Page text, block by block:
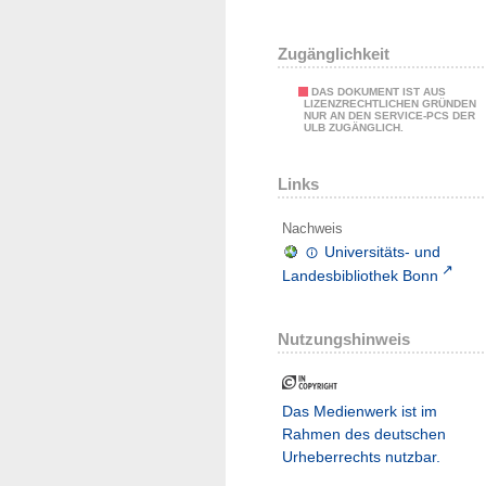
Zugänglichkeit
DAS DOKUMENT IST AUS
LIZENZRECHTLICHEN GRÜNDEN
NUR AN DEN SERVICE-PCS DER
ULB ZUGÄNGLICH.
Links
Nachweis
Universitäts- und
Landesbibliothek Bonn
Nutzungshinweis
Das Medienwerk ist im
Rahmen des deutschen
Urheberrechts nutzbar.